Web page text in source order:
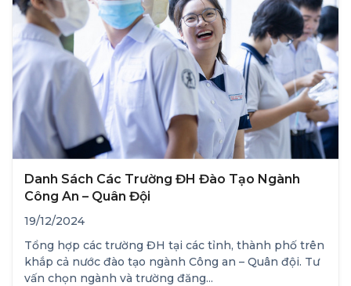
Danh Sách Các Trường ĐH Đào Tạo Ngành
Công An – Quân Đội
19/12/2024
Tổng hợp các trường ĐH tại các tỉnh, thành phố trên
khắp cả nước đào tạo ngành Công an – Quân đội. Tư
vấn chọn ngành và trường đăng...